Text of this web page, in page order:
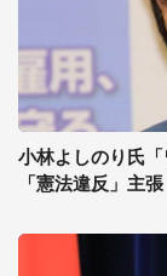
小林よしのり氏
「憲法違反」主張